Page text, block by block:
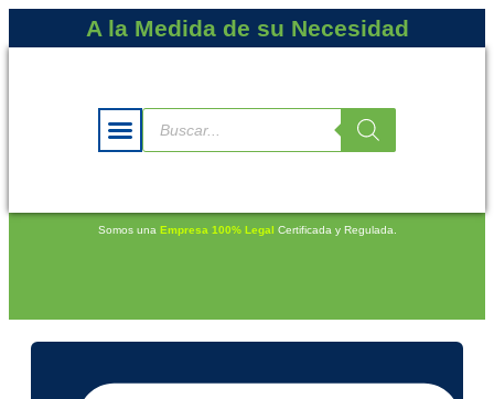
A la Medida de su Necesidad
Somos una Empresa 100% Legal Certificada y Regulada.